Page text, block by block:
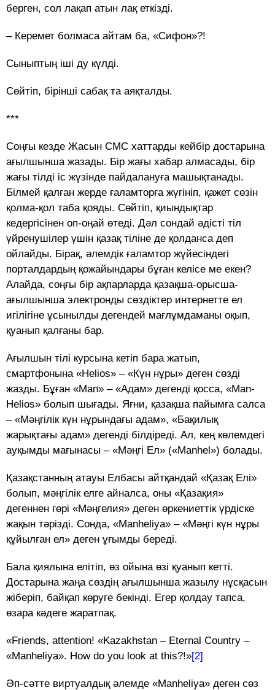
берген, сол лақап атын лақ еткізді.
– Керемет болмаса айтам ба, «Сифон»?!
Сыныптың іші ду күлді.
Сөйтіп, бірінші сабақ та аяқталды.
***
Соңғы кезде Жасын СМС хаттарды кейбір достарына
ағылшынша жазады. Бір жағы хабар алмасады, бір
жағы тілді іс жүзінде пайдалануға машықтанады.
Білмей қалған жерде ғаламторға жүгініп, қажет сөзін
қолма-қол таба қояды. Сөйтіп, қиындықтар
кедергісінен оп-оңай өтеді. Дәл сондай әдісті тіл
үйренушілер үшін қазақ тіліне де қолданса деп
ойлайды. Бірақ, әлемдік ғаламтор жүйесіндегі
порталдардың қожайындары бұған келісе ме екен?
Алайда, соңғы бір ақпарларда қазақша-орысша-
ағылшынша электронды сөздіктер интернетте ел
игілігіне ұсынылды дегендей мағлұмдаманы оқып,
қуанып қалғаны бар.
Ағылшын тілі курсына кетіп бара жатып,
смартфонына «Helios» – «Күн нұры» деген сөзді
жазды. Бұған «Man» – «Адам» дегенді қосса, «Man-
Helios» болып шығады. Яғни, қазақша пайымға салса
– «Мәңгілік күн нұрындағы адам», «Бақилық
жарықтағы адам» дегенді білдіреді. Ал, кең көлемдегі
ауқымды мағынасы – «Мәңгі Ел» («Manhel») болады.
Қазақстанның атауы Елбасы айтқандай «Қазақ Елі»
болып, мәңгілік елге айналса, оны «Қазақия»
дегеннен гөрі «Мәңгелия» деген өркениеттік үрдіске
жақын тәрізді. Сонда, «Manhelіya» – «Мәңгі күн нұры
құйылған ел» деген ұғымды береді.
Бала қиялына елітіп, өз ойына өзі қуанып кетті.
Достарына жаңа сөздің ағылшынша жазылу нұсқасын
жіберіп, байқап көруге бекінді. Егер қолдау тапса,
өзара кәдеге жаратпақ.
«Friends, attention! «Kazakhstan – Eternal Country –
«Manhelіya». How do you look at this?!»[2]
Әп-сәтте виртуалдық әлемде «Manhelіya» деген сөз